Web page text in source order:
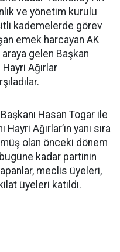
ve yönetim kurulu
kademelerde görev
emek harcayan AK
gelen Başkan
Ağırlar
Hasan Togar ile
Ağırlar’ın yanı sıra
olan önceki dönem
kadar partinin
meclis üyeleri,
üyeleri katıldı.